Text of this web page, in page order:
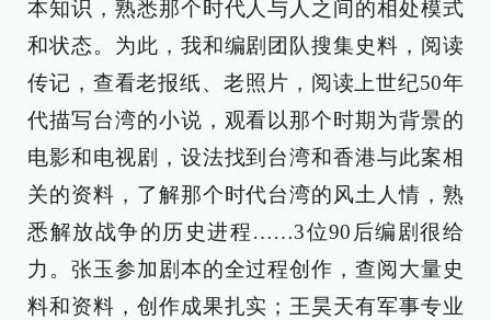
本知识，熟悉那个时代人与人之间的相处模式
和状态。为此，我和编剧团队搜集史料，阅读
传记，查看老报纸、老照片，阅读上世纪50年
代描写台湾的小说，观看以那个时期为背景的
电影和电视剧，设法找到台湾和香港与此案相
关的资料，了解那个时代台湾的风土人情，熟
悉解放战争的历史进程……3位90后编剧很给
力。张玉参加剧本的全过程创作，查阅大量史
料和资料，创作成果扎实；王昊天有军事专业